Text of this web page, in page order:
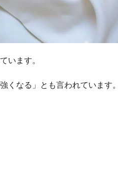
います。
くなる」とも言われています。